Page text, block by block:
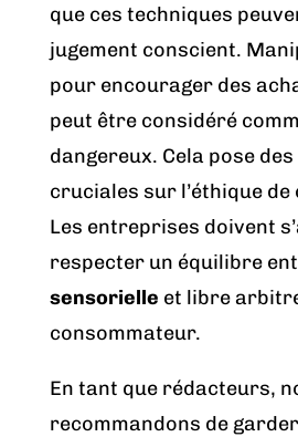
que ces techniques
jugement conscient.
pour encourager des
peut être considéré
dangereux. Cela pose
cruciales sur l’éthique
Les entreprises doivent
respecter un équilibre
sensorielle et libre
consommateur.
En tant que rédacteurs,
recommandons de